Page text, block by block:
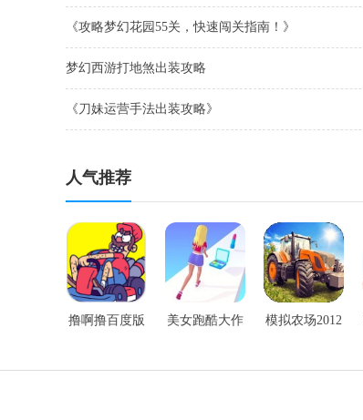
《攻略梦幻花园55关，快速闯关指南！》
梦幻西游打地煞出装攻略
《刀妹运营手法出装攻略》
人气推荐
撸啊撸百度版 美女跑酷大作 模拟农场2012